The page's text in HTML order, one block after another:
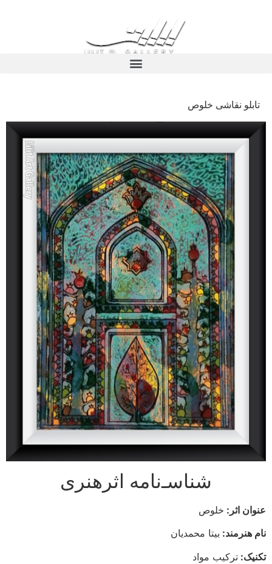
تابلو نقاشی خلوص
شناسـ‌نامه اثرهنری
عنوان اثر: خلوص
نام هنرمند: بیتا محمدیان
تکنیک: ترکیب مواد